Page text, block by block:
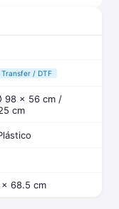
/ DTF
98 x 56 cm /
cm
68.5 cm